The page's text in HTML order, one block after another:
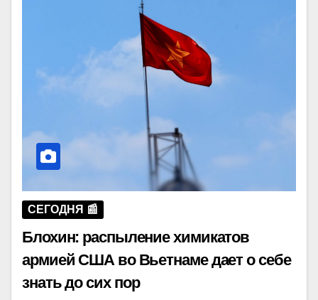
СЕГОДНЯ 📰
Блохин: распыление химикатов
армией США во Вьетнаме дает о себе
знать до сих пор